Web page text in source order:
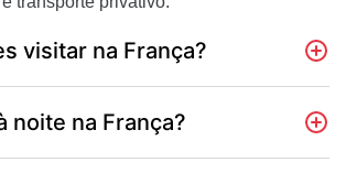
visitar na França?
noite na França?